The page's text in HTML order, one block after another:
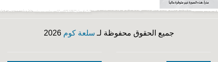
جميع الحقوق محفوظة لـ سلعة كوم